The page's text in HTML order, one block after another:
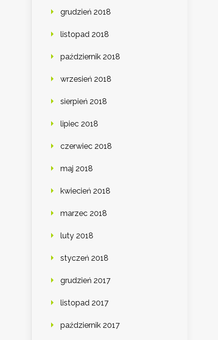
grudzień 2018
listopad 2018
październik 2018
wrzesień 2018
sierpień 2018
lipiec 2018
czerwiec 2018
maj 2018
kwiecień 2018
marzec 2018
luty 2018
styczeń 2018
grudzień 2017
listopad 2017
październik 2017